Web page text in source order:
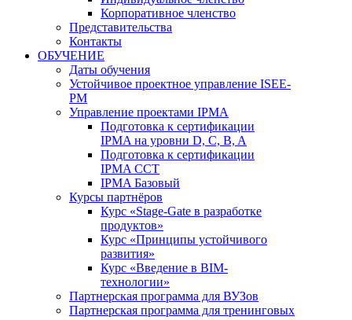
Корпоративное членство
Представительства
Контакты
ОБУЧЕНИЕ
Даты обучения
Устойчивое проектное управление ISEE-
PM
Управление проектами IPMA
Подготовка к сертификации
IPMA на уровни D, C, B, A
Подготовка к сертификации
IPMA CCT
IPMA Базовый
Курсы партнёров
Курс «Stage-Gate в разработке
продуктов»
Курс «Принципы устойчивого
развития»
Курс «Введение в BIM-
технологии»
Партнерская программа для ВУЗов
Партнерская программа для тренинговых